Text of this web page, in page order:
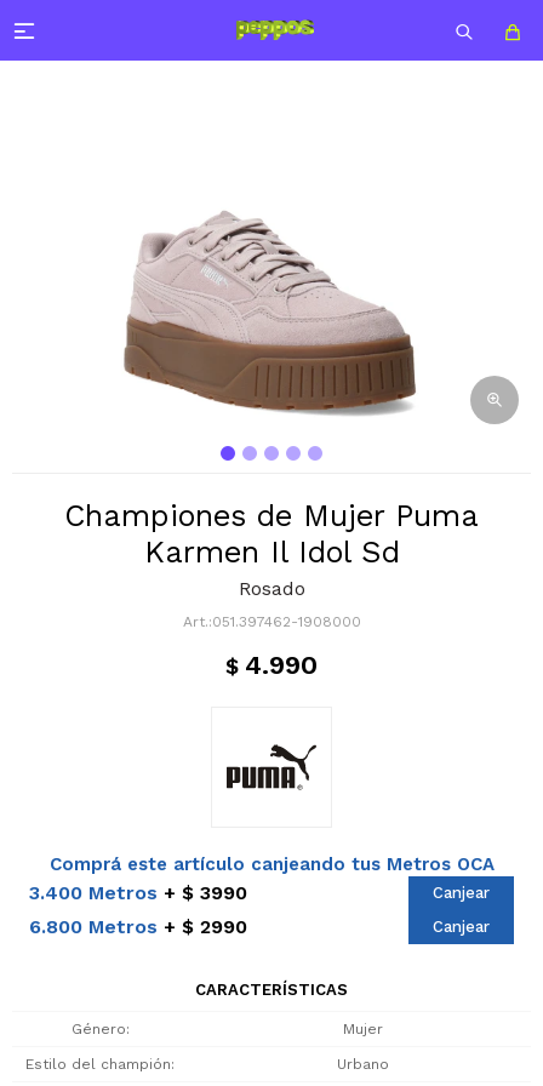

Championes de Mujer Puma
Karmen Il Idol Sd
Rosado
051.397462-1908000
$ 4.990
Comprá este artículo canjeando tus Metros OCA
3.400 Metros $ 3990 Canjear
6.800 Metros $ 2990 Canjear
CARACTERÍSTICAS
Género Mujer
Estilo del champión Urbano